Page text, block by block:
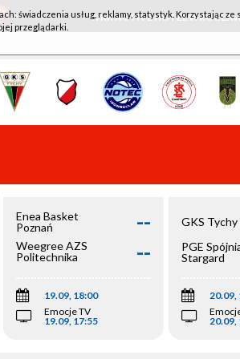
WKK ACTIVE HOTEL
Enea Basket
Poznań
--
Weegree AZS
Politechnika
--
19.09, 18:00
Emocje TV
19.09, 17:55
GKS Tychy
PGE
Stargard
20.09,
20.09,
świadczenia usług, reklamy, statystyk. Korzystając
przeglądarki.